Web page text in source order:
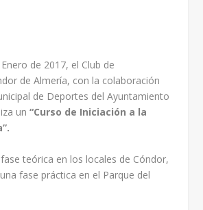
de 2017, el Club de
de Almería, con la colaboración
de Deportes del Ayuntamiento
un“Curso de Iniciación a la
teórica en los locales de Cóndor,
fase práctica en el Parque del